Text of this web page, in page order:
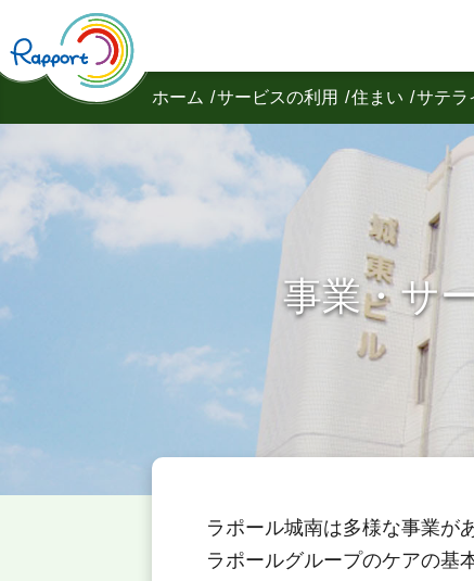
ホーム サービスの利用 住まい サテラ
事業・サ
ラポール城南は多様な事業が
ラポールグループのケアの基